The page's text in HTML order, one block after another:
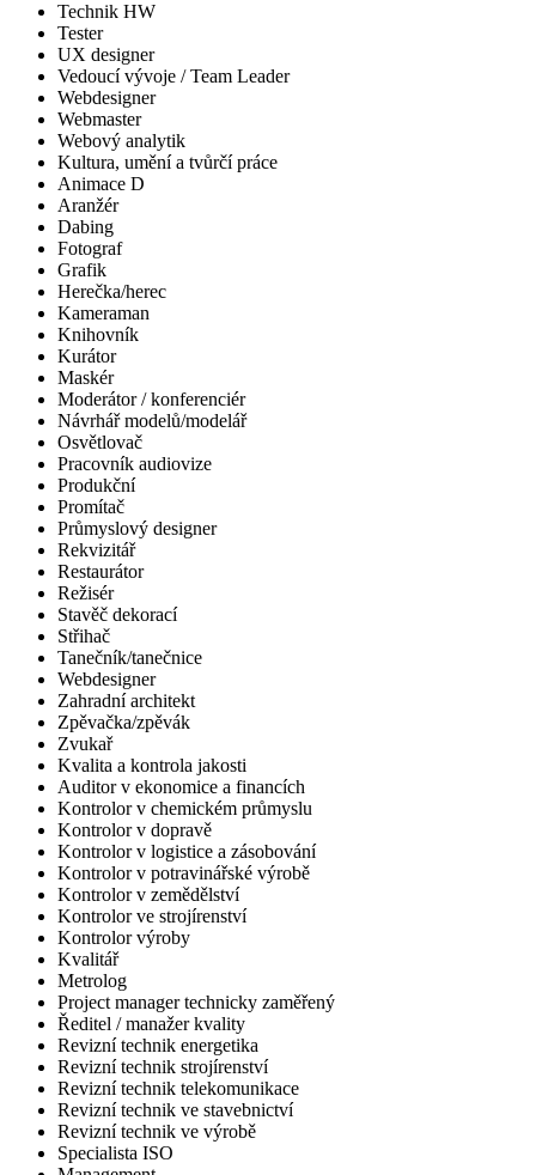
Technik HW
Tester
UX designer
Vedoucí vývoje / Team Leader
Webdesigner
Webmaster
Webový analytik
Kultura, umění a tvůrčí práce
Animace D
Aranžér
Dabing
Fotograf
Grafik
Herečka/herec
Kameraman
Knihovník
Kurátor
Maskér
Moderátor / konferenciér
Návrhář modelů/modelář
Osvětlovač
Pracovník audiovize
Produkční
Promítač
Průmyslový designer
Rekvizitář
Restaurátor
Režisér
Stavěč dekorací
Střihač
Tanečník/tanečnice
Webdesigner
Zahradní architekt
Zpěvačka/zpěvák
Zvukař
Kvalita a kontrola jakosti
Auditor v ekonomice a financích
Kontrolor v chemickém průmyslu
Kontrolor v dopravě
Kontrolor v logistice a zásobování
Kontrolor v potravinářské výrobě
Kontrolor v zemědělství
Kontrolor ve strojírenství
Kontrolor výroby
Kvalitář
Metrolog
Project manager technicky zaměřený
Ředitel / manažer kvality
Revizní technik energetika
Revizní technik strojírenství
Revizní technik telekomunikace
Revizní technik ve stavebnictví
Revizní technik ve výrobě
Specialista ISO